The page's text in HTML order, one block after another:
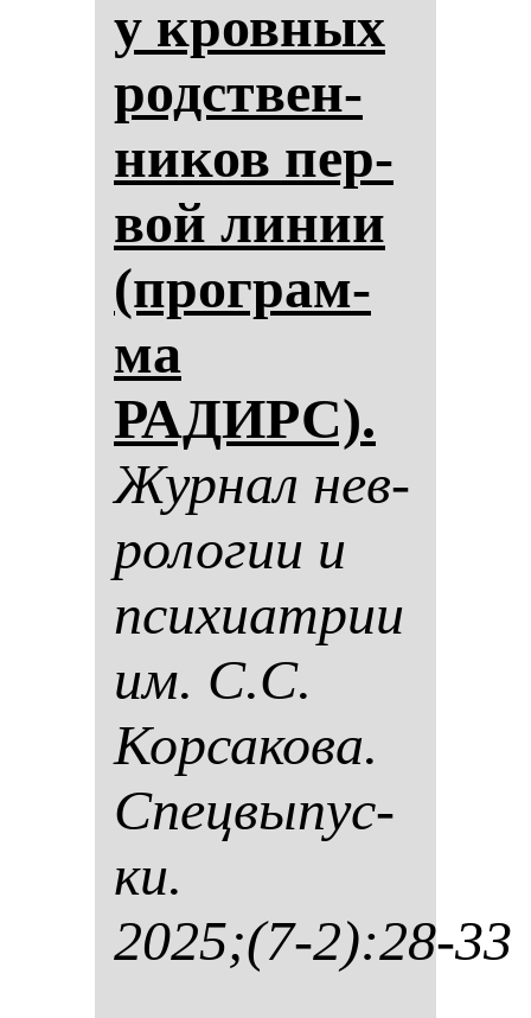
у кров­ных
родствен­
ни­ков пер­
вой ли­нии
(прог­рам­
ма
РАДИРС).
Жур­нал нев­
ро­ло­гии и
пси­хи­ат­рии
им. С.С.
Кор­са­ко­ва.
Спец­вы­пус­
ки.
2025;(7-2):28-33